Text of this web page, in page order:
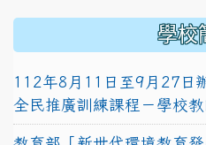
學校
112年8月11日至9月27日
全民推廣訓練課程－學校